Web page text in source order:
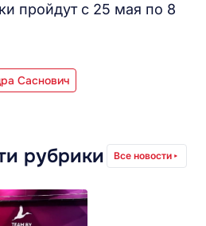
пройдут с 25 мая по 8
Саснович
рубрики Все новости